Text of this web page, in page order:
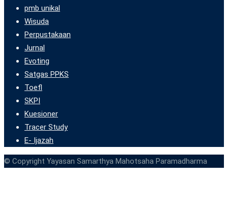
pmb unikal
Wisuda
Perpustakaan
Jurnal
Evoting
Satgas PPKS
Toefl
SKPI
Kuesioner
Tracer Study
E- Ijazah
© Copyright Yayasan Samarthya Mahotsaha Paramadharma